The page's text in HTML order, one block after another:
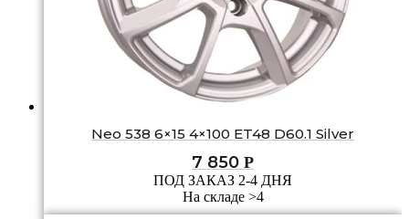
Neo 538 6×15 4×100 ET48 D60.1 Silver
7 850 Р
ПОД ЗАКАЗ 2-4 ДНЯ
На складе >4